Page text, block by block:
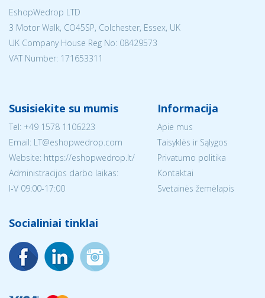
EshopWedrop LTD
3 Motor Walk, CO45SP, Colchester, Essex, UK
UK Company House Reg No: 08429573
VAT Number: 171653311
Susisiekite su mumis
Tel: +49 1578 1106223
Email: LT@eshopwedrop.com
Website: https://eshopwedrop.lt/
Administracijos darbo laikas:
I-V 09:00-17:00
Informacija
Apie mus
Taisyklės ir Sąlygos
Privatumo politika
Kontaktai
Svetainės žemėlapis
Socialiniai tinklai